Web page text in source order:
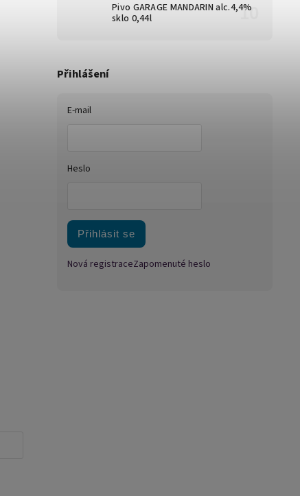
Pivo GARAGE MANDARIN alc.4,4%
sklo 0,44l
Přihlášení
E-mail
Heslo
Přihlásit se
Nová registraceZapomenuté heslo